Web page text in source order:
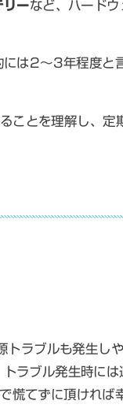
リーなど、ハードウ
には2〜3年程度と
ことを理解し、定
トラブルも発生し
ラブル発生時には
慌てずに頂ければ